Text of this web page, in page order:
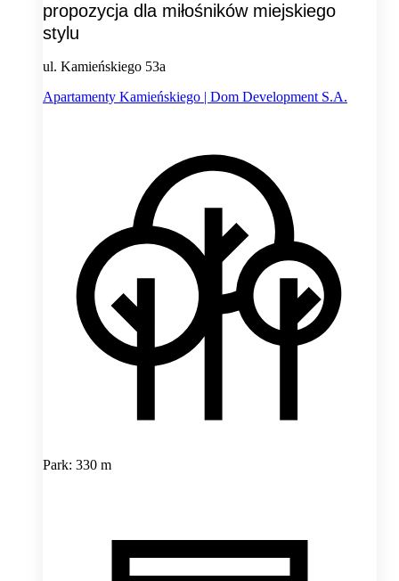
propozycja dla miłośników miejskiego
stylu
ul. Kamieńskiego 53a
Apartamenty Kamieńskiego | Dom Development S.A.
Park: 330 m